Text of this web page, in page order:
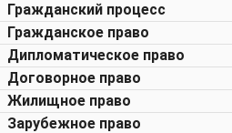
Гражданский процесс
Гражданское право
Дипломатическое право
Договорное право
Жилищное право
Зарубежное право